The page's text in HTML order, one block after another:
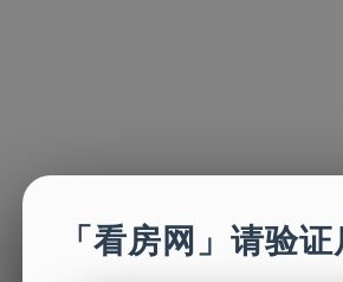
「看房网」请验